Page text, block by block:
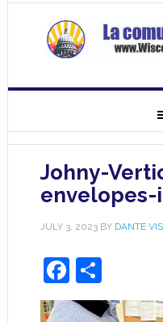
Johny-
JULY 3, 2023BY DANTE
Share